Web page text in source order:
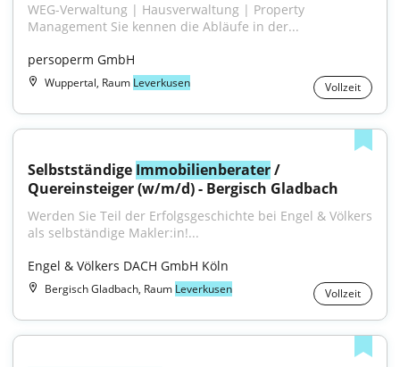
WEG-Verwaltung | Hausverwaltung | Property
Management Sie kennen die Abläufe in der...
persoperm GmbH
Wuppertal, Raum Leverkusen Vollzeit
Selbstständige Immobilienberater /
Quereinsteiger (w/m/d) - Bergisch Gladbach
Werden Sie Teil der Erfolgsgeschichte bei Engel & Völkers
als selbständige Makler:in!...
Engel & Völkers DACH GmbH Köln
Bergisch Gladbach, Raum Leverkusen Vollzeit